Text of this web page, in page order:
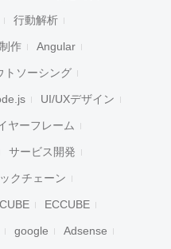
行動解析
制作 Angular
トソーシング
UI/UXデザイン
ヤーフレーム
サービス開発
クチェーン
ECCUBE
google Adsense